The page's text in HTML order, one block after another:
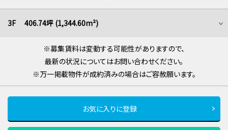
3F 406.74坪 (1,344.60m²)
※募集賃料は変動する可能性がありますので、
最新の状況についてはお問い合わせください。
※万一掲載物件が成約済みの場合はご容赦願います。
お気に入りに登録